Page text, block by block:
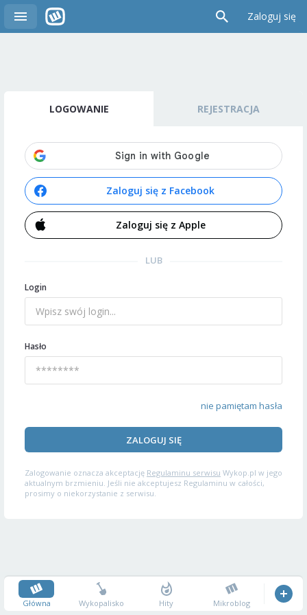
Zaloguj się
LOGOWANIE REJESTRACJA
Zaloguj się z Facebook
Zaloguj się z Apple
LUB
Login
Hasło
nie pamiętam hasła
ZALOGUJ SIĘ
Zalogowanie oznacza akceptację Regulaminu serwisu Wykop.pl w jego
aktualnym brzmieniu. Jeśli nie akceptujesz Regulaminu w całości,
prosimy o niekorzystanie z serwisu.
Główna Wykopalisko Hity Mikroblog